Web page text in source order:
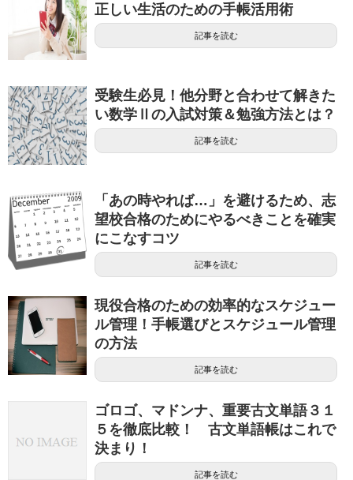
正しい生活のための手帳活用術
記事を読む
受験生必見！他分野と合わせて解きた
い数学Ⅱの入試対策＆勉強方法とは？
記事を読む
「あの時やれば…」を避けるため、志
望校合格のためにやるべきことを確実
にこなすコツ
記事を読む
現役合格のための効率的なスケジュー
ル管理！手帳選びとスケジュール管理
の方法
記事を読む
ゴロゴ、マドンナ、重要古文単語３１
５を徹底比較！ 古文単語帳はこれで
決まり！
記事を読む